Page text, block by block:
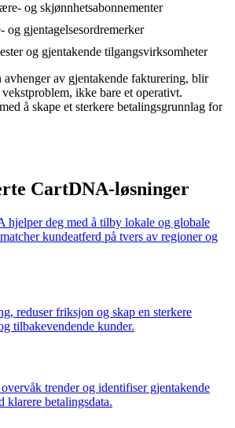
og skjønnhetsabonnementer
og gjentagelsesordremerker
og gjentakende tilgangsvirksomheter
av gjentakende fakturering, blir
ikke bare et operativt.
å skape et sterkere betalingsgrunnlag for
CartDNA-løsninger
deg med å tilby lokale og globale
kundeatferd på tvers av regioner og
reduser friksjon og skap en sterkere
tilbakevendende kunder.
trender og identifiser gjentakende
klarere betalingsdata.